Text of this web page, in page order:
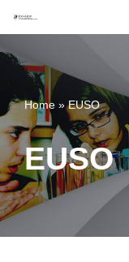
στο
περιεχόμενο
Home »EUSO
EUSO